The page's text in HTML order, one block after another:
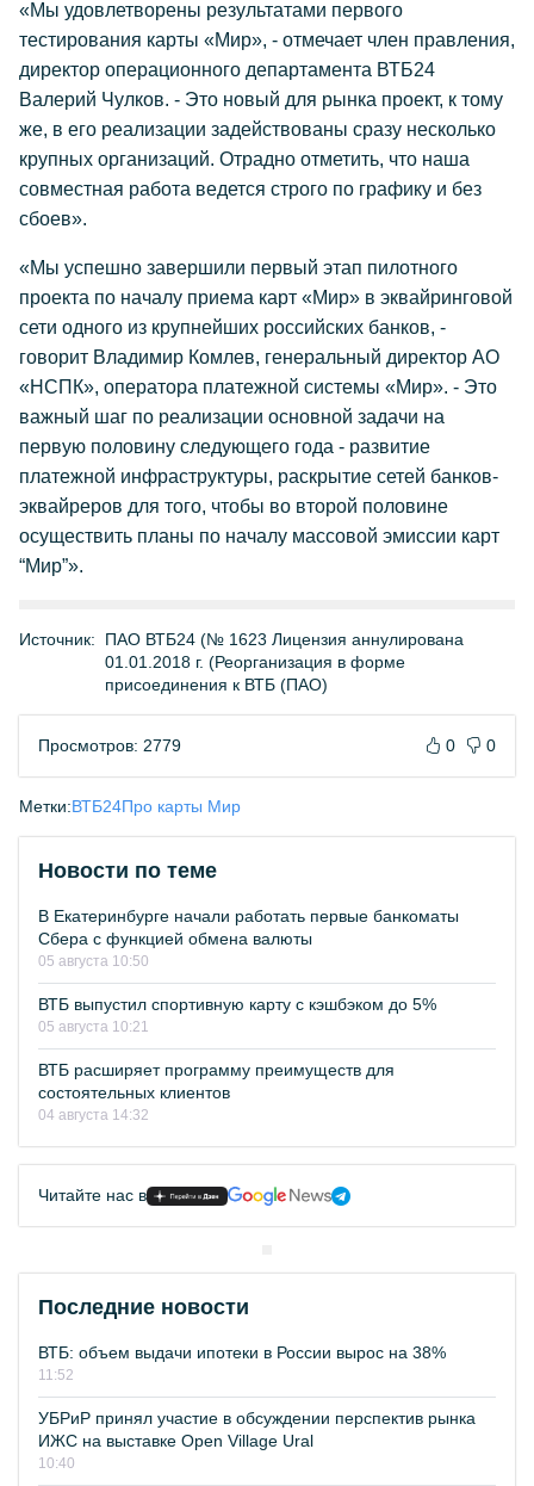
«Мы удовлетворены результатами первого
тестирования карты «Мир», - отмечает член правления,
директор операционного департамента ВТБ24
Валерий Чулков. - Это новый для рынка проект, к тому
же, в его реализации задействованы сразу несколько
крупных организаций. Отрадно отметить, что наша
совместная работа ведется строго по графику и без
сбоев».
«Мы успешно завершили первый этап пилотного
проекта по началу приема карт «Мир» в эквайринговой
сети одного из крупнейших российских банков, -
говорит Владимир Комлев, генеральный директор АО
«НСПК», оператора платежной системы «Мир». - Это
важный шаг по реализации основной задачи на
первую половину следующего года - развитие
платежной инфраструктуры, раскрытие сетей банков-
эквайреров для того, чтобы во второй половине
осуществить планы по началу массовой эмиссии карт
“Мир”».
Источник:
ПАО ВТБ24 (№ 1623 Лицензия аннулирована
01.01.2018 г. (Реорганизация в форме
присоединения к ВТБ (ПАО)
Просмотров: 2779 0 0
Метки:ВТБ24Про карты Мир
Новости по теме
В Екатеринбурге начали работать первые банкоматы
Сбера с функцией обмена валюты
05 августа 10:50
ВТБ выпустил спортивную карту с кэшбэком до 5%
05 августа 10:21
ВТБ расширяет программу преимуществ для
состоятельных клиентов
04 августа 14:32
Читайте нас в
Последние новости
ВТБ: объем выдачи ипотеки в России вырос на 38%
11:52
УБРиР принял участие в обсуждении перспектив рынка
ИЖС на выставке Open Village Ural
10:40